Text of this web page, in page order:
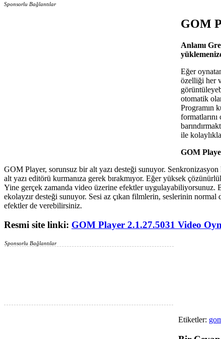
Sponsorlu Bağlantılar
GOM
Anlamı
Eğer
özelliği her
otomatik
Programın
ile
GOM
GOM Player, sorunsuz bir alt yazı desteği sunuyor.
alt yazı editörü kurmanıza gerek bırakmıyor. Eğer yüksek
Yine gerçek zamanda video üzerine efektler uygulayabiliyorsunuz.
ekolayzır desteği sunuyor. Sesi az çıkan filmlerin, seslerinin
efektler de verebilirsiniz.
Resmi site linki: GOM Player 2.1.27.5031 Video
Sponsorlu Bağlantılar
Etiketler: